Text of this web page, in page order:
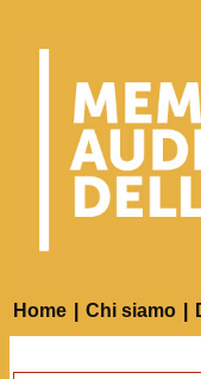
Home Chi siamo